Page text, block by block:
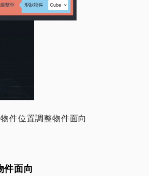
件位置調整物件面向
件面向